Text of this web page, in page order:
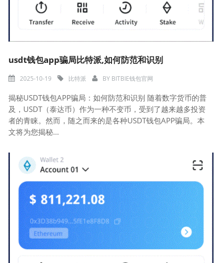
usdt钱包app骗局比特派,如何防范和识别
2025-10-19 比特派 BY BITBIE钱包官网
揭秘USDT钱包APP骗局：如何防范和识别 随着数字货币的普
及，USDT（泰达币）作为一种不变币，受到了越来越多投资
者的青睐。然而，随之而来的是各种USDT钱包APP骗局。本
文将为您揭秘...